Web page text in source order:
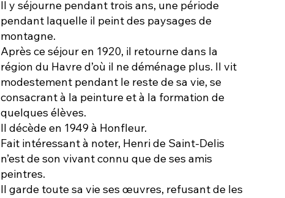
Il y séjourne pendant trois ans, une période
pendant laquelle il peint des paysages de
montagne.
Après ce séjour en 1920, il retourne dans la
région du Havre d’où il ne déménage plus. Il vit
modestement pendant le reste de sa vie, se
consacrant à la peinture et à la formation de
quelques élèves.
Il décède en 1949 à Honfleur.
Fait intéressant à noter, Henri de Saint-Delis
n’est de son vivant connu que de ses amis
peintres.
Il garde toute sa vie ses œuvres, refusant de les